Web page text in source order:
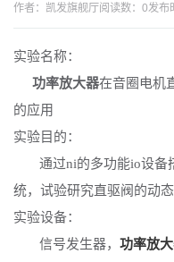
作者： 凯发旗舰厅阅读数： 0发布
实验名称：
功率放大器在音圈电机
的应用
实验目的：
通过ni的多功能io设备
统，试验研究直驱阀的动
实验设备：
信号发生器， 功率放